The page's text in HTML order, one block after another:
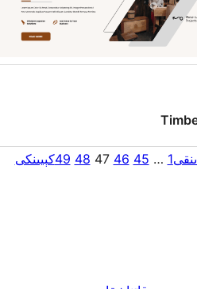
1
…
45
46
47
48
49كېيىنكى